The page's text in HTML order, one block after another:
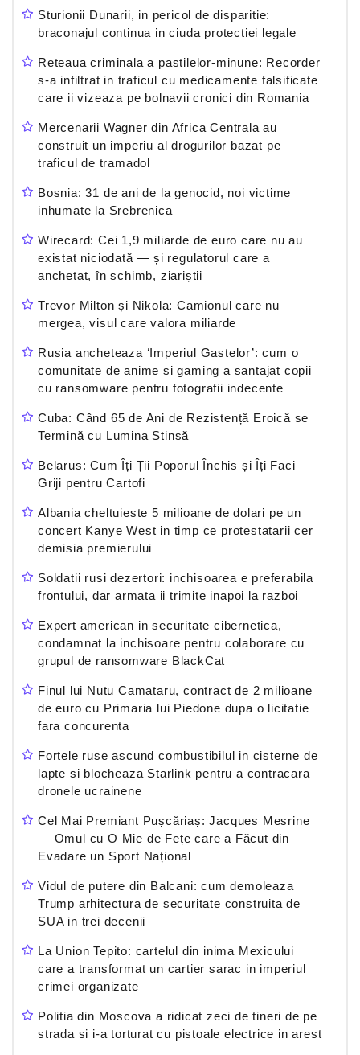
Sturionii Dunarii, in pericol de disparitie:
braconajul continua in ciuda protectiei legale
Reteaua criminala a pastilelor-minune: Recorder
s-a infiltrat in traficul cu medicamente falsificate
care ii vizeaza pe bolnavii cronici din Romania
Mercenarii Wagner din Africa Centrala au
construit un imperiu al drogurilor bazat pe
traficul de tramadol
Bosnia: 31 de ani de la genocid, noi victime
inhumate la Srebrenica
Wirecard: Cei 1,9 miliarde de euro care nu au
existat niciodată — și regulatorul care a
anchetat, în schimb, ziariștii
Trevor Milton și Nikola: Camionul care nu
mergea, visul care valora miliarde
Rusia ancheteaza ‘Imperiul Gastelor’: cum o
comunitate de anime si gaming a santajat copii
cu ransomware pentru fotografii indecente
Cuba: Când 65 de Ani de Rezistență Eroică se
Termină cu Lumina Stinsă
Belarus: Cum Îți Ții Poporul Închis și Îți Faci
Griji pentru Cartofi
Albania cheltuieste 5 milioane de dolari pe un
concert Kanye West in timp ce protestatarii cer
demisia premierului
Soldatii rusi dezertori: inchisoarea e preferabila
frontului, dar armata ii trimite inapoi la razboi
Expert american in securitate cibernetica,
condamnat la inchisoare pentru colaborare cu
grupul de ransomware BlackCat
Finul lui Nutu Camataru, contract de 2 milioane
de euro cu Primaria lui Piedone dupa o licitatie
fara concurenta
Fortele ruse ascund combustibilul in cisterne de
lapte si blocheaza Starlink pentru a contracara
dronele ucrainene
Cel Mai Premiant Pușcăriaș: Jacques Mesrine
— Omul cu O Mie de Fețe care a Făcut din
Evadare un Sport Național
Vidul de putere din Balcani: cum demoleaza
Trump arhitectura de securitate construita de
SUA in trei decenii
La Union Tepito: cartelul din inima Mexicului
care a transformat un cartier sarac in imperiul
crimei organizate
Politia din Moscova a ridicat zeci de tineri de pe
strada si i-a torturat cu pistoale electrice in arest